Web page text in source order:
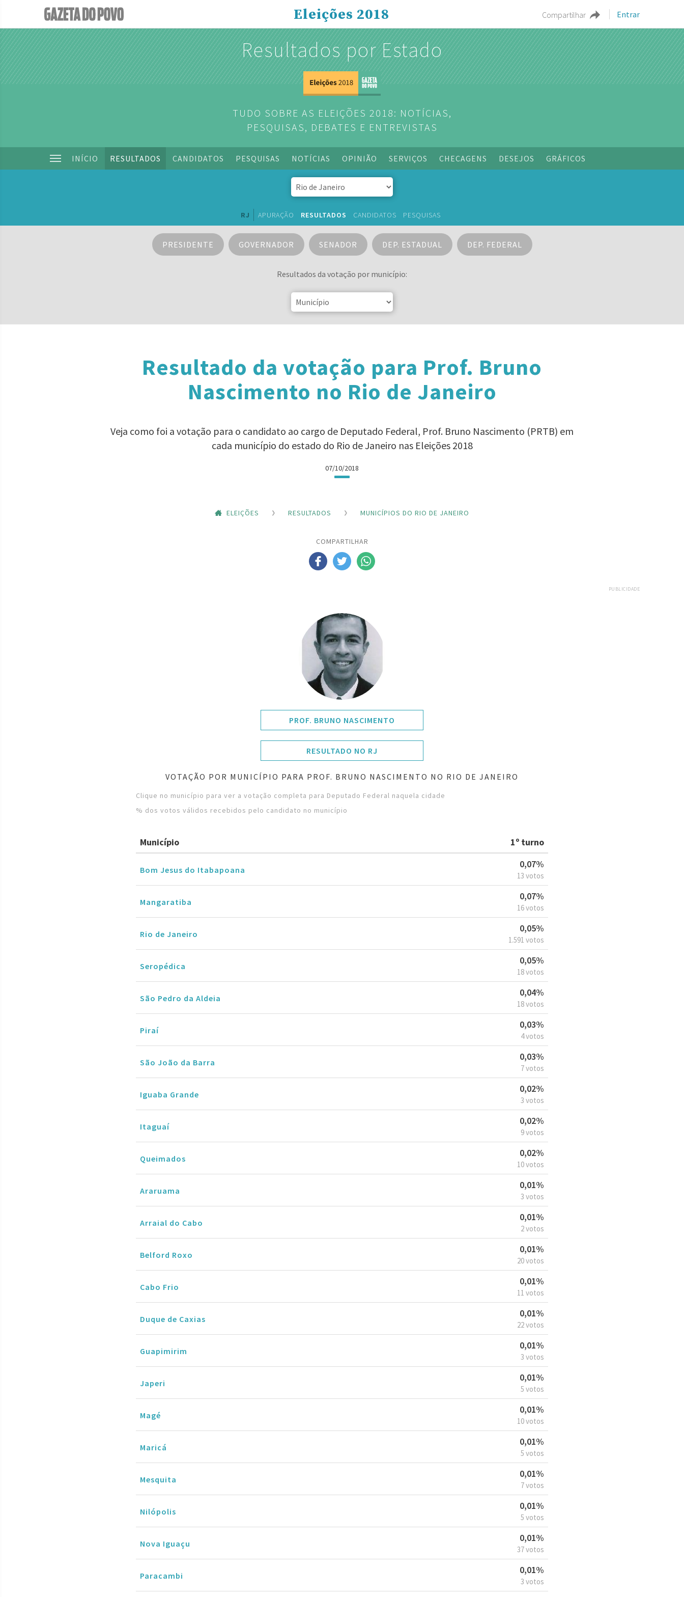
Compartilhar Entrar
Eleições 2018
Resultados por Estado
TUDO SOBRE AS ELEIÇÕES 2018: NOTÍCIAS,
PESQUISAS, DEBATES E ENTREVISTAS
INÍCIO RESULTADOS CANDIDATOS PESQUISAS NOTÍCIAS OPINIÃO SERVIÇOS CHECAGENS DESEJOS GRÁFICOS
RJ APURAÇÃO RESULTADOS CANDIDATOS PESQUISAS
PRESIDENTE GOVERNADOR SENADOR DEP. ESTADUAL DEP. FEDERAL
Resultados da votação por município:
Resultado da votação para Prof. Bruno
Nascimento no Rio de Janeiro
Veja como foi a votação para o candidato ao cargo de Deputado Federal, Prof. Bruno Nascimento (PRTB) em
cada município do estado do Rio de Janeiro nas Eleições 2018
07/10/2018
ELEIÇÕES RESULTADOS MUNICÍPIOS DO RIO DE JANEIRO
COMPARTILHAR
PUBLICIDADE
PROF. BRUNO NASCIMENTO
RESULTADO NO RJ
VOTAÇÃO POR MUNICÍPIO PARA PROF. BRUNO NASCIMENTO NO RIO DE JANEIRO
Clique no município para ver a votação completa para Deputado Federal naquela cidade
% dos votos válidos recebidos pelo candidato no município
Município 1º turno
Bom Jesus do Itabapoana
0,07%
13 votos
Mangaratiba
0,07%
16 votos
Rio de Janeiro
0,05%
1.591 votos
Seropédica
0,05%
18 votos
São Pedro da Aldeia
0,04%
18 votos
Piraí
0,03%
4 votos
São João da Barra
0,03%
7 votos
Iguaba Grande
0,02%
3 votos
Itaguaí
0,02%
9 votos
Queimados
0,02%
10 votos
Araruama
0,01%
3 votos
Arraial do Cabo
0,01%
2 votos
Belford Roxo
0,01%
20 votos
Cabo Frio
0,01%
11 votos
Duque de Caxias
0,01%
22 votos
Guapimirim
0,01%
3 votos
Japeri
0,01%
5 votos
Magé
0,01%
10 votos
Maricá
0,01%
5 votos
Mesquita
0,01%
7 votos
Nilópolis
0,01%
5 votos
Nova Iguaçu
0,01%
37 votos
Paracambi
0,01%
3 votos